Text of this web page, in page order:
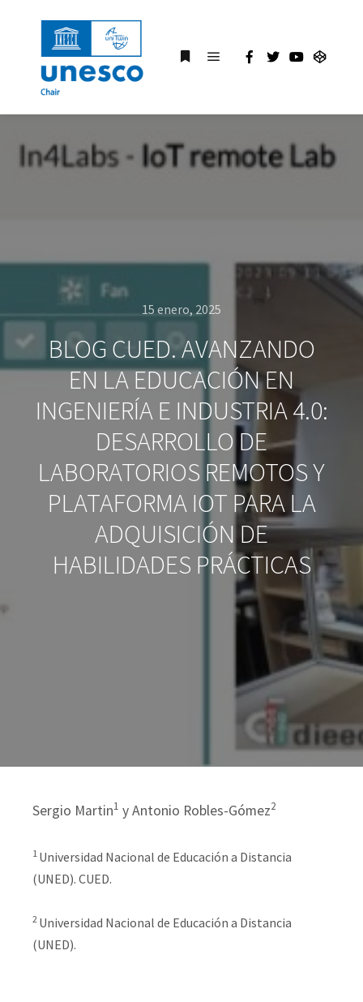
15 enero, 2025
BLOG CUED. AVANZANDO
EN LA EDUCACIÓN EN
INGENIERÍA E INDUSTRIA 4.0:
DESARROLLO DE
LABORATORIOS REMOTOS Y
PLATAFORMA IOT PARA LA
ADQUISICIÓN DE
HABILIDADES PRÁCTICAS
Sergio Martin1 y Antonio Robles-Gómez2
1 Universidad Nacional de Educación a Distancia
(UNED). CUED.
2 Universidad Nacional de Educación a Distancia
(UNED).